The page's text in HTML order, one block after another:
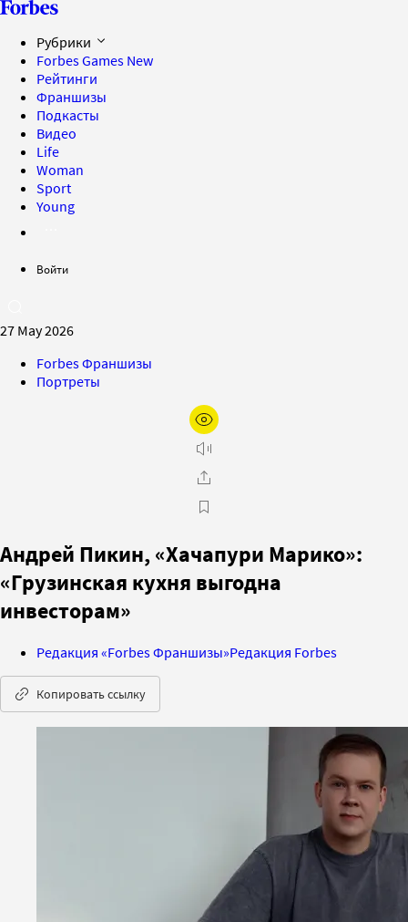
Рубрики
Forbes Games New
Рейтинги
Франшизы
Подкасты
Видео
Life
Woman
Sport
Young
Войти
27 May 2026
Forbes Франшизы
Портреты
Андрей Пикин, «Хачапури Марико»:
«Грузинская кухня выгодна
инвесторам»
Редакция «Forbes Франшизы»Редакция Forbes
Копировать ссылку